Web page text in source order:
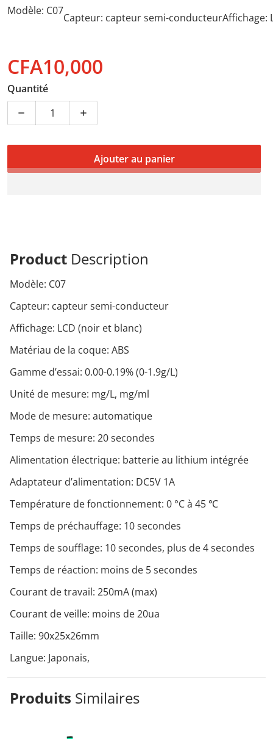
Modèle: C07
Capteur: capteur semi-conducteurAffichage:
CFA10,000
Quantité
Diminuer la quantité pour Testeur d’alcoolémie
Augmenter la quantité pour Testeur
Ajouter au panier
Product Description
Modèle: C07
Capteur: capteur semi-conducteur
Affichage: LCD (noir et blanc)
Matériau de la coque: ABS
Gamme d’essai: 0.00-0.19% (0-1.9g/L)
Unité de mesure: mg/L, mg/ml
Mode de mesure: automatique
Temps de mesure: 20 secondes
Alimentation électrique: batterie au lithium intégrée
Adaptateur d’alimentation: DC5V 1A
Température de fonctionnement: 0 °C à 45 ℃
Temps de préchauffage: 10 secondes
Temps de soufflage: 10 secondes, plus de 4 secondes
Temps de réaction: moins de 5 secondes
Courant de travail: 250mA (max)
Courant de veille: moins de 20ua
Taille: 90x25x26mm
Langue: Japonais,
Produits Similaires